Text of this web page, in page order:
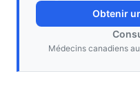
Obtenir
Médecins canadiens